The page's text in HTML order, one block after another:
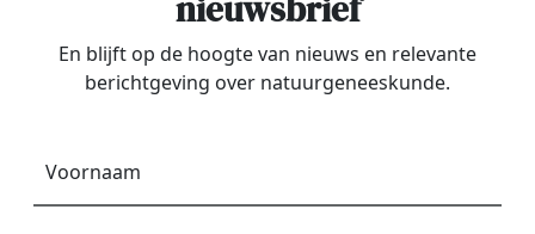
En blijft op de hoogte van nieuws en relevante
berichtgeving over natuurgeneeskunde.